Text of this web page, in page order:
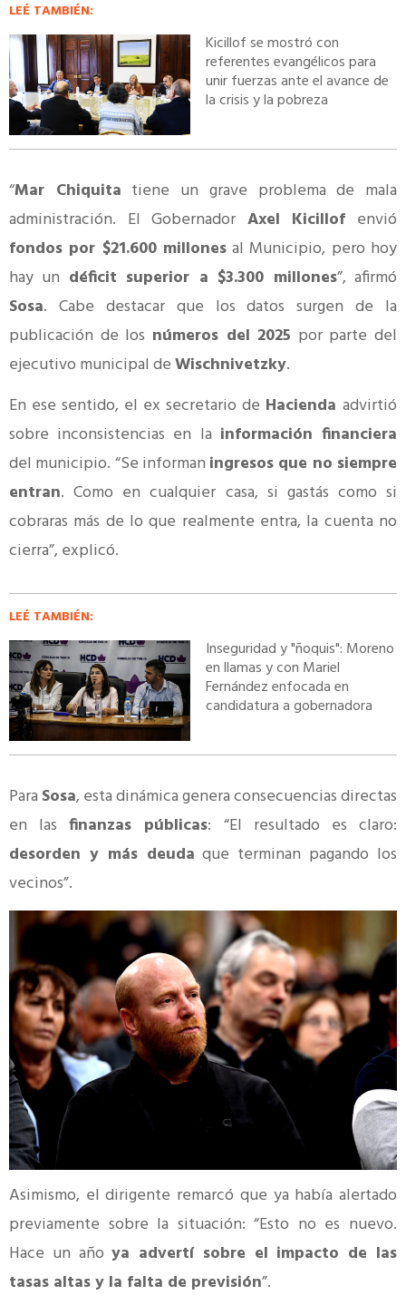
LEÉ TAMBIÉN:
Kicillof se mostró con
referentes evangélicos para
unir fuerzas ante el avance de
la crisis y la pobreza
“Mar Chiquita tiene un grave problema de mala
administración. El Gobernador Axel Kicillof envió
fondos por $21.600 millonesal Municipio, pero hoy
hay un déficit superior a $3.300 millones”, afirmó
Sosa. Cabe destacar que los datos surgen de la
publicación de los números del 2025 por parte del
ejecutivo municipal deWischnivetzky.
En ese sentido, el ex secretario de Hacienda advirtió
sobre inconsistencias en la información financiera
del municipio. “Se informan ingresos que no siempre
entran. Como en cualquier casa, si gastás como si
cobraras más de lo que realmente entra, la cuenta no
cierra”, explicó.
LEÉ TAMBIÉN:
Inseguridad y "ñoquis": Moreno
en llamas y con Mariel
Fernández enfocada en
candidatura a gobernadora
Para Sosa, esta dinámica genera consecuencias directas
en lasfinanzas públicas: “El resultado es claro:
desorden y más deuda que terminan pagando los
vecinos”.
Asimismo, el dirigente remarcó que ya había alertado
previamente sobre la situación: “Esto no es nuevo.
Hace un añoya advertí sobre el impacto de las
tasas altas y la falta de previsión”.